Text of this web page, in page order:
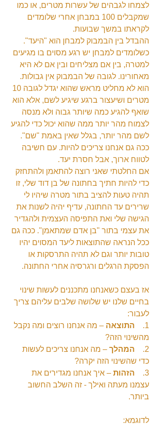
לצמחו לגבהים של עשרות מטרים, או כמו
שמקבלים 100 במבחן אחרי שלומדים
לקראתו במשך שבועות.
ההבדל בין הבמבוק למבחן הוא "היעד".
כשלומדים למבחן יש רגע מסוים בו מגיעים
למטרה, בין אם מצליחים ובין אם לא היא
מאחורינו. לגובה של הבמבוק אין גבולות.
מטרים ושיעצור ברגע שיגיע לשם, אלא הוא
שואף להגיע כמה שיותר גבוה ולא מנסה
לצמוח מהר יותר ממה שהוא יכול כדי להגיע
לשם מהר יותר, בגלל שאין באמת "שם".
ככה גם אנחנו צריכים להיות. עם חשיבה
לטווח ארוך, אבל חסרת יעד.
אם החלטתי שאני רוצה להתאמן ולהתחזק
כדי להיות חתיך בחתונה של בן דוד שלי, זו
תהיה טעות להציב בתור מטרה שיהיו לי
שרירים עד החתונה, עדיף יהיה לשנות את
הגישה שלי ואת התפיסה העצמית ולהגדיר
את עצמי בתור "בן אדם שמתאמן". ככה גם
ככל הנראה שהתוצאות ליעד המסוים יהיו
טובות יותר וגם לא תהיה התרסקות או
הפסקת הרגלים ורגרסיה אחרי החתונה.
אז בעצם כשאנחנו מתכננים לעשות שינוי
בחיים שלנו יש שלושה שלבים עליהם צריך
לעבור:
1.
התוצאה – מה אנחנו רוצים ומה נקבל
מהשינוי הזה?
2.
המהלך – מה אנחנו צריכים לעשות
כדי שהשינוי הזה יקרה?
3.
הזהות – איך אנחנו מגדירים את
עצמנו מעתה ואילך - זה השלב החשוב
ביותר.
לדוגמא: